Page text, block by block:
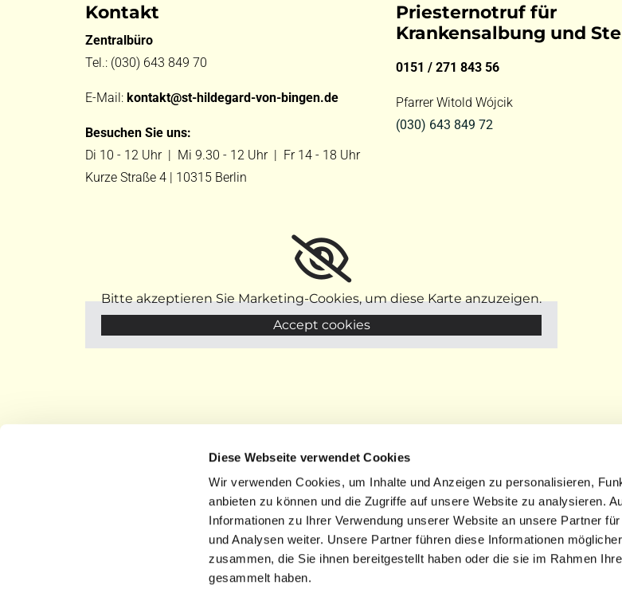
Diese Webseite verwendet Cookies
Wir verwenden Cookies, um Inhalte und Anzeigen zu personalisieren,
anbieten zu können und die Zugriffe auf unsere Website zu analysieren.
Informationen zu Ihrer Verwendung unserer Website an unsere Partner
und Analysen weiter. Unsere Partner führen diese Informationen
zusammen, die Sie ihnen bereitgestellt haben oder die sie im Rahmen
gesammelt haben.
Kontakt
Zentralbüro
Tel.: (030) 643 849 70
E-Mail: kontakt@st-hildegard-von-bingen.de
Besuchen Sie uns:
Di 10 - 12 Uhr | Mi 9.30 - 12 Uhr | Fr 14 - 18 Uhr
Kurze Straße 4 | 10315 Berlin
Priesternotruf für
Krankensalbung und
0151 / 271 843 56
Pfarrer Witold Wójcik
(030) 643 849 72
Bitte akzeptieren Sie Marketing-Cookies, um diese Karte anzuzeigen.
Accept cookies
STARTSEITE | DATENSCHUTZ |